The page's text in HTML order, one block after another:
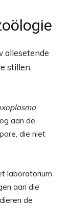
allesetende
stillen.
aan de
die niet
laboratorium
aan die
de